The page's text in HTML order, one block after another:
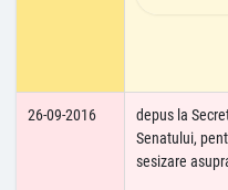
26-09-2016
depus la
Senatului,
sesizare